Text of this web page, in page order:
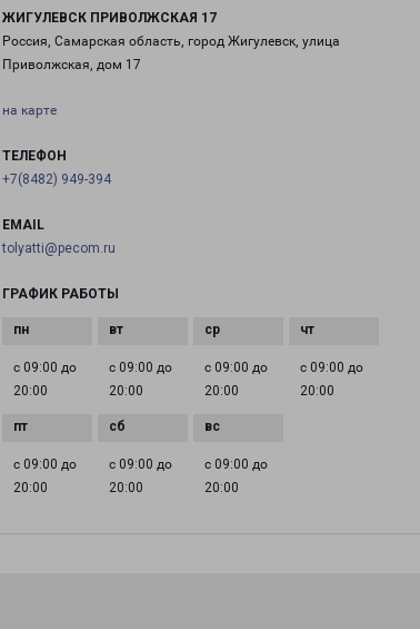
ЖИГУЛЕВСК ПРИВОЛЖСКАЯ 17
Россия, Самарская область, город Жигулевск, улица
Приволжская, дом 17
на карте
ТЕЛЕФОН
+7(8482) 949-394
EMAIL
tolyatti@pecom.ru
ГРАФИК РАБОТЫ
с 09:00 до
20:00
с 09:00 до
20:00
с 09:00 до
20:00
с 09:00 до
20:00
с 09:00 до
20:00
с 09:00 до
20:00
с 09:00 до
20:00